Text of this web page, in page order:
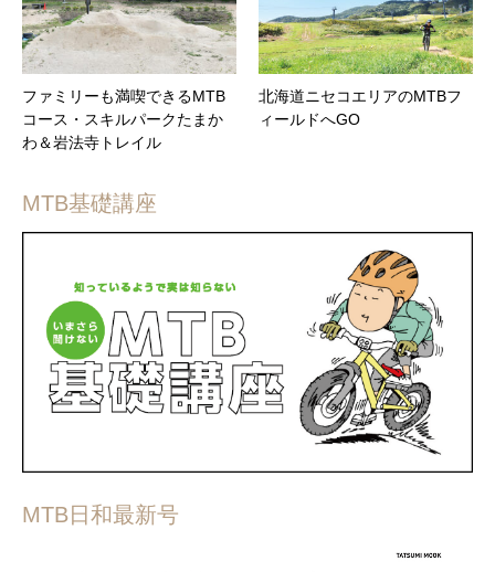
ファミリーも満喫できるMTB
コース・スキルパークたまか
わ＆岩法寺トレイル
北海道ニセコエリアのMTBフ
ィールドへGO
MTB基礎講座
MTB日和最新号